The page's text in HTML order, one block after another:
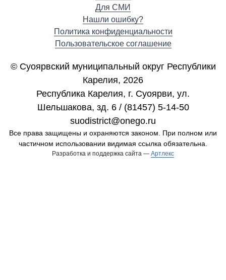
Для СМИ
Нашли ошибку?
Политика конфиденциальности
Пользовательское соглашение
© Суоярвский муниципальный округ Республики
Карелия, 2026
Республика Карелия, г. Cуоярви, ул.
Шельшакова, зд. 6 / (81457) 5-14-50
suodistrict@onego.ru
Все права защищены и охраняются законом. При полном или
частичном использовании видимая ссылка обязательна.
Разработка и поддержка сайта — Артлекс